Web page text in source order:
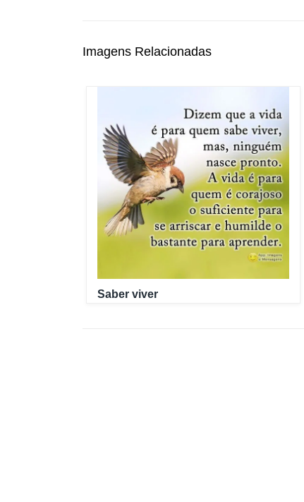
Imagens Relacionadas
Saber viver